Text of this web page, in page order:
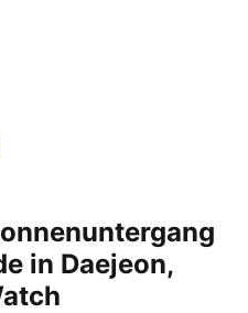
in Daejeon,